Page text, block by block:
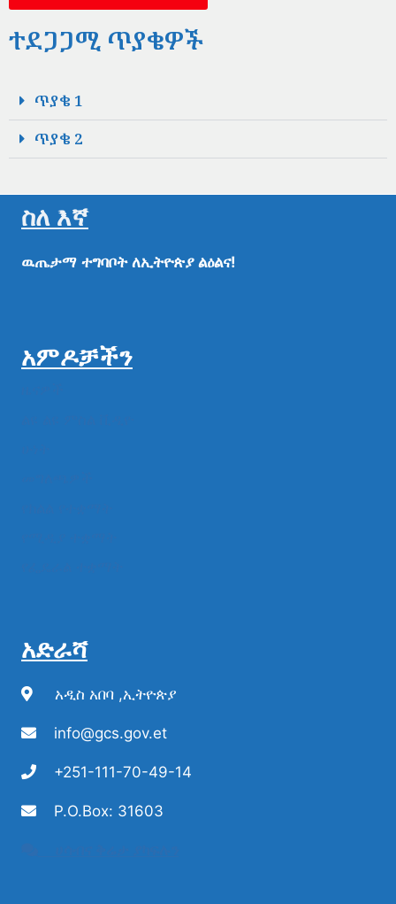
ተደጋጋሚ ጥያቄዎች
ጥያቄ 1
ጥያቄ 2
ስለ እኛ
ዉጤታማ ተግባቦት ለኢትዮጵያ ልዕልና!
አምዶቻችን
አድራሻ
አዲስ አበባ ,ኢትዮጵያ
info@gcs.gov.et
+251-111-70-49-14
P.O.Box: 31603